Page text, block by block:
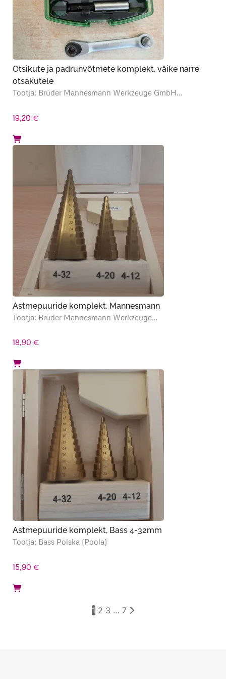
Otsikute ja padrunvõtmete komplekt, väike narre
otsakutele
Tootja: Brüder Mannesmann Werkzeuge GmbH…
19,20 €
Astmepuuride komplekt, Mannesmann
Tootja: Brüder Mannesmann Werkzeuge…
18,90 €
Astmepuuride komplekt, Bass 4-32mm
Tootja: Bass Polska (Poola)
15,90 €
1 2 3 … 7